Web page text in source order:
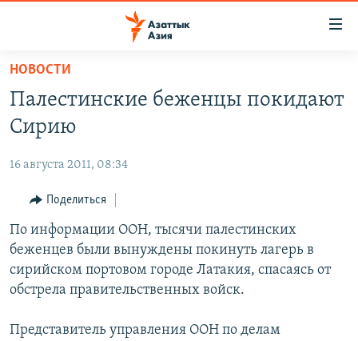
Вернуться
основному
содержанию
Вернутся
навигации
Вернутся
поиску
УЗБЕКИСТАН
ТАДЖИКИСТАН
ВОЙНА В УКРАИНЕ
НА ДРУГИХ ЯЗЫКАХ
ҚАЗАҚША
КЫРГЫЗЧА
ЎЗБЕКЧА
ТОҶИКӢ
Все сайты РСЕ/РС
НОВОСТИ
Палестинские беженцы покидают
Сирию
16 августа 2011, 08:34
Поделиться
По информации ООН, тысячи палестинских
беженцев были вынуждены покинуть лагерь в
сирийском портовом городе Латакия, спасаясь от
обстрела правительственных войск.
Представитель управления ООН по делам